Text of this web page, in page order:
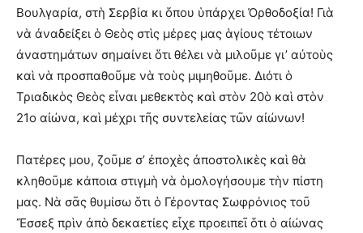
Βουλγαρία, στὴ Σερβία κι ὅπου ὑπάρχει Ὀρθοδοξία! Γιὰ
νὰ ἀναδείξει ὁ Θεὸς στὶς μέρες μας ἁγίους τέτοιων
ἀναστημάτων σημαίνει ὅτι θέλει νὰ μιλοῦμε γι’ αὐτοὺς
καὶ νὰ προσπαθοῦμε νὰ τοὺς μιμηθοῦμε. Διότι ὁ
Τριαδικὸς Θεὸς εἶναι μεθεκτὸς καὶ στὸν 20ὸ καὶ στὸν
21ο αἰώνα, καὶ μέχρι τῆς συντελείας τῶν αἰώνων!
Πατέρες μου, ζοῦμε σ’ ἐποχὲς ἀποστολικὲς καὶ θὰ
κληθοῦμε κάποια στιγμὴ νὰ ὁμολογήσουμε τὴν πίστη
μας. Νὰ σᾶς θυμίσω ὅτι ὁ Γέροντας Σωφρόνιος τοῦ
Ἔσσεξ πρὶν ἀπὸ δεκαετίες εἶχε προειπεῖ ὅτι ὁ αἰώνας